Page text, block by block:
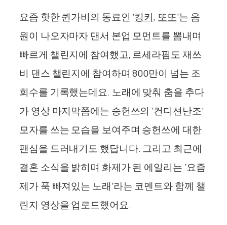
요즘 핫한 퀸가비의 동료인 ‘킹키, 또또‘는 음
원이 나오자마자 댄서 본업 모먼트를 뽐내며
빠르게 챌린지에 참여했고, 르세라핌도 재쓰
비 댄스 챌린지에 참여하며 800만이 넘는 조
회수를 기록했는데요. 노래에 맞춰 춤을 추다
가 영상 마지막쯤에는 승헌쓰의 ‘컨디션난조’
모자를 쓰는 모습을 보여주며 승헌쓰에 대한
팬심을 드러내기도 했답니다. 그리고 최근에
결혼 소식을 밝히며 화제가 된 에일리는 ‘요즘
제가 푹 빠져있는 노래’라는 코멘트와 함께 챌
린지 영상을 업로드했어요.